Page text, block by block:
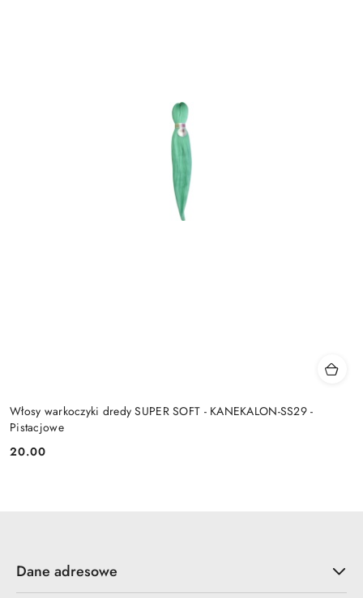
Włosy warkoczyki dredy SUPER SOFT - KANEKALON-SS29 -
Pistacjowe
Cena:
20.00
Dane adresowe